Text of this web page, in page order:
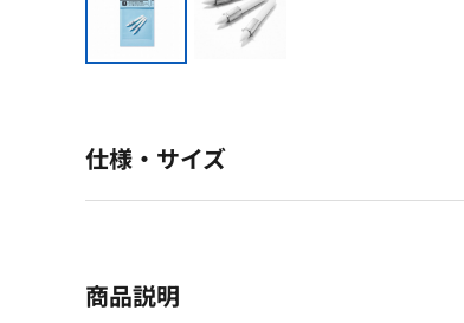
仕様・サイズ
商品説明